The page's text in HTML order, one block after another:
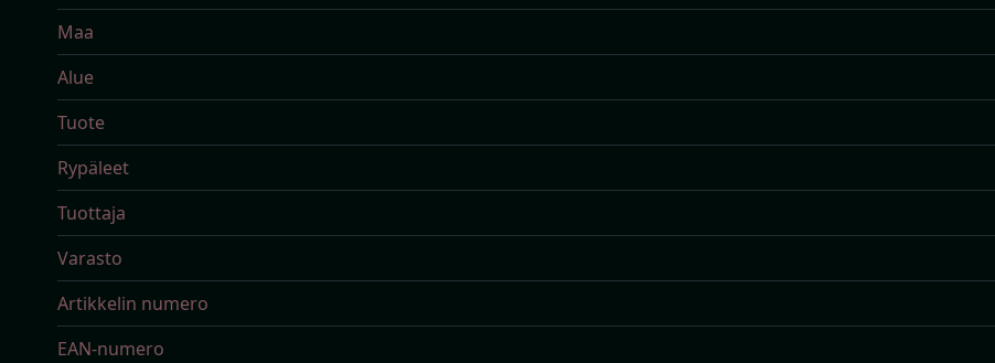
Maa
Alue
Tuote
Rypäleet
Tuottaja
Varasto
Artikkelin numero
EAN-numero